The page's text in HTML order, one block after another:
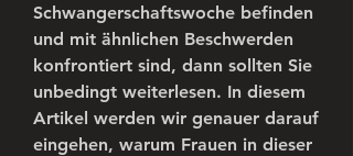
Schwangerschaftswoche befinden
und mit ähnlichen Beschwerden
konfrontiert sind, dann sollten Sie
unbedingt weiterlesen. In diesem
Artikel werden wir genauer darauf
eingehen, warum Frauen in dieser